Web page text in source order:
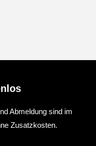
Abmeldung sind im
Zusatzkosten.